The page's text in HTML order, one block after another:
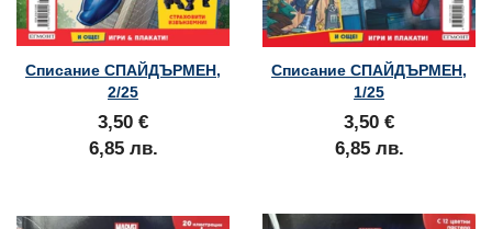
Списание СПАЙДЪРМЕН,
2/25
3,50 €
6,85 лв.
Списание СПАЙДЪРМЕН,
1/25
3,50 €
6,85 лв.